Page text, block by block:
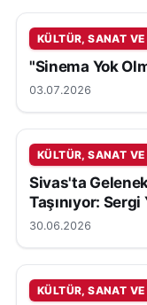
KÜLTÜR, SANAT VE
"Sinema Yok
03.07.2026
KÜLTÜR, SANAT VE
Sivas'ta
Taşınıyor:
30.06.2026
KÜLTÜR, SANAT VE